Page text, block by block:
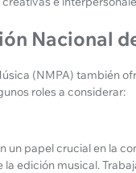
Nacional
(NMPA) también
roles a considerar:
un papel crucial en la
edición musical.